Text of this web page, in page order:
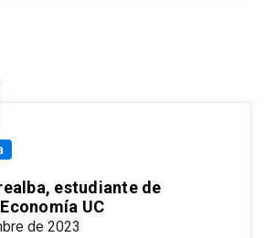
estudiante de
UC
de 2023